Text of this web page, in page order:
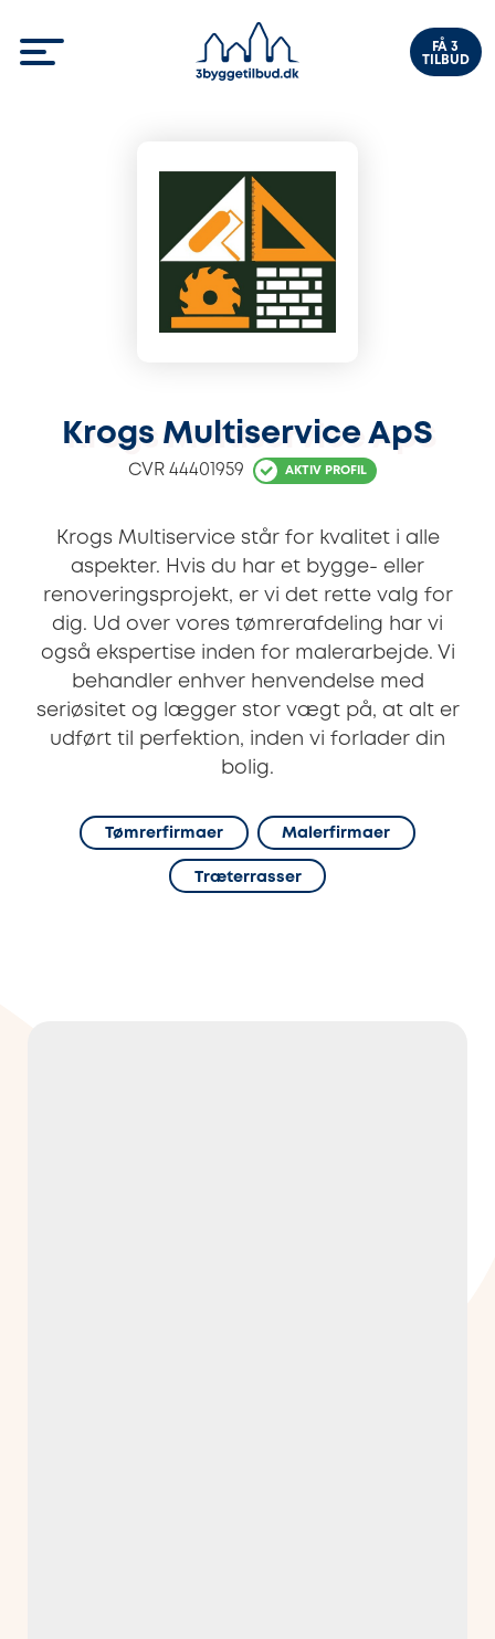
FÅ 3
TILBUD
Krogs Multiservice ApS
CVR 44401959 AKTIV PROFIL
Krogs Multiservice står for kvalitet i alle
aspekter. Hvis du har et bygge- eller
renoveringsprojekt, er vi det rette valg for
dig. Ud over vores tømrerafdeling har vi
også ekspertise inden for malerarbejde. Vi
behandler enhver henvendelse med
seriøsitet og lægger stor vægt på, at alt er
udført til perfektion, inden vi forlader din
bolig.
Tømrerfirmaer Malerfirmaer
Træterrasser